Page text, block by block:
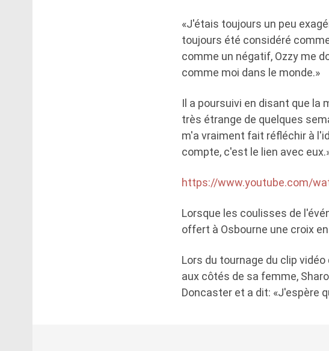
«J'étais toujours un peu
toujours été considéré
comme un négatif, Ozzy me
comme moi dans le monde.»
Il a poursuivi en disant que la
très étrange de quelques
m'a vraiment fait réfléchir à
compte, c'est le lien avec
https://www.youtube.com/
Lorsque les coulisses de
offert à Osbourne une croix
Lors du tournage du clip
aux côtés de sa femme,
Doncaster et a dit: «J'espère